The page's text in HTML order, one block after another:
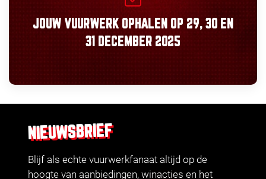
JOUW VUURWERK OPHALEN OP 29, 30 EN
31 DECEMBER 2025
NIEUWSBRIEF
Blijf als echte vuurwerkfanaat altijd op de
hoogte van aanbiedingen, winacties en het